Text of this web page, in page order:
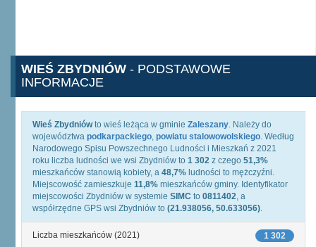
WIEŚ ZBYDNIÓW - PODSTAWOWE
INFORMACJE
Wieś Zbydniówto wieś leżąca w gminie Zaleszany. Należy do
województwa podkarpackiego, powiatu stalowowolskiego. Według
Narodowego Spisu Powszechnego Ludności i Mieszkań z 2021
roku liczba ludności we wsi Zbydniów to 1 302 z czego 51,3%
mieszkańców stanowią kobiety, a 48,7% ludności to mężczyźni.
Miejscowość zamieszkuje 11,8% mieszkańców gminy. Identyfikator
miejscowości Zbydniów w systemie SIMC to 0811402, a
współrzędne GPS wsi Zbydniów to (21.938056, 50.633056).
1 302
Liczba mieszkańców (2021)